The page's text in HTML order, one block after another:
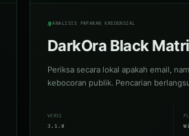
ANALISIS PAPARAN KREDENSIAL
DarkOra Black
Periksa secara lokal apakah email,
kebocoran publik. Pencarian
VERSI
3.1.0